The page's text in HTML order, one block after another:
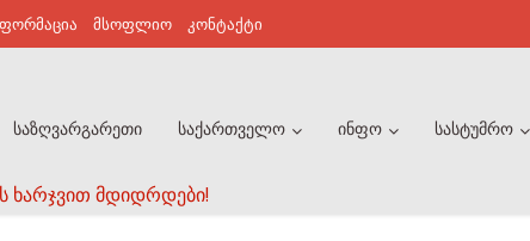
მსოფლიო კონტაქტი
ხარჯვით მდიდრდები!
საზღვარგარეთი საქართველო ინფო სასტუმრო